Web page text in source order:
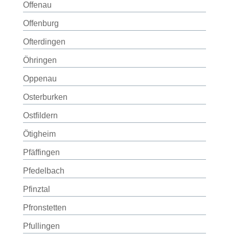
Offenau
Offenburg
Ofterdingen
Öhringen
Oppenau
Osterburken
Ostfildern
Ötigheim
Pfäffingen
Pfedelbach
Pfinztal
Pfronstetten
Pfullingen